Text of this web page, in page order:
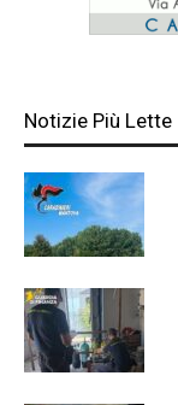
Notizie Più Lette